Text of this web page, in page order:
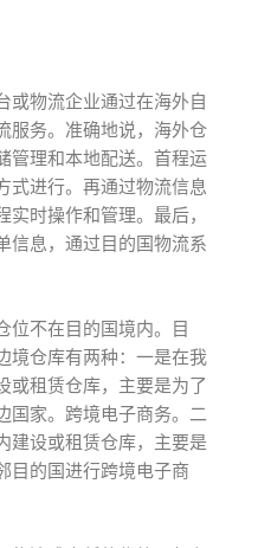
或物流企业通过在海外自
服务。准确地说，海外仓
管理和本地配送。首程运
式进行。再通过物流信息
时操作和管理。最后，
信息，通过目的国物流系
位不在目的国境内。目
境仓库有两种：一是在我
或租赁仓库，主要是为了
国家。跨境电子商务。二
建设或租赁仓库，主要是
目的国进行跨境电子商